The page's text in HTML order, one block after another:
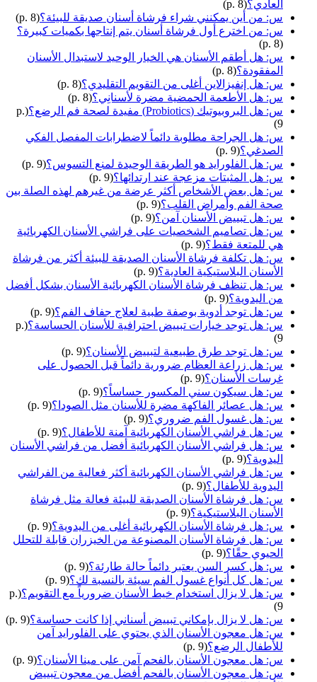
العادي؟(p. 8)
س: من أين يمكنني شراء فرشاة أسنان صديقة للبيئة؟(p. 8)
س: من اخترع أول فرشاة أسنان يتم إنتاجها بكميات كبيرة؟
(p. 8)
س: هل أطقم الأسنان هي الخيار الوحيد لاستبدال الأسنان
المفقودة؟(p. 8)
س: هل إنفيزالاين أغلى من التقويم التقليدي؟(p. 8)
س: هل الأطعمة الحمضية مضرة لأسنانِي؟(p. 8)
س: هل البروبيوتيك (Probiotics) مفيدة لصحة فم الرضع؟
(p.
9)
س: هل الجراحة مطلوبة دائماً لاضطرابات المفصل الفكي
الصدغي؟(p. 9)
س: هل الفلورايد هو الطريقة الوحيدة لمنع التسوس؟(p. 9)
س: هل المثبتات مزعجة عند ارتدائها؟(p. 9)
س: هل بعض الأشخاص أكثر عرضة من غيرهم لهذه الصلة بين
صحة الفم وأمراض القلب؟(p. 9)
س: هل تبييض الأسنان آمن؟(p. 9)
س: هل تصاميم الشخصيات على فراشي الأسنان الكهربائية
هي للمتعة فقط؟(p. 9)
س: هل تكلفة فرشاة الأسنان الصديقة للبيئة أكثر من فرشاة
الأسنان البلاستيكية العادية؟(p. 9)
س: هل تنظف فرشاة الأسنان الكهربائية الأسنان بشكل أفضل
من اليدوية؟(p. 9)
س: هل توجد أدوية بوصفة طبية لعلاج جفاف الفم؟(p. 9)
س: هل توجد خيارات تبييض احترافية للأسنان الحساسة؟ (p.
9)
س: هل توجد طرق طبيعية لتبييض الأسنان؟(p. 9)
س: هل زراعة العظام ضرورية دائماً قبل الحصول على
غرسات الأسنان؟(p. 9)
س: هل سيكون سني المكسور حساساً؟(p. 9)
س: هل عصائر الفاكهة مضرة للأسنان مثل الصودا؟(p. 9)
س: هل غسول الفم ضروري؟(p. 9)
س: هل فراشي الأسنان الكهربائية آمنة للأطفال؟(p. 9)
س: هل فراشي الأسنان الكهربائية أفضل من فراشي الأسنان
اليدوية؟(p. 9)
س: هل فراشي الأسنان الكهربائية أكثر فعالية من الفراشي
اليدوية للأطفال؟(p. 9)
س: هل فرشاة الأسنان الصديقة للبيئة فعالة مثل فرشاة
الأسنان البلاستيكية؟(p. 9)
س: هل فرشاة الأسنان الكهربائية أغلى من اليدوية؟(p. 9)
س: هل فرشاة الأسنان المصنوعة من الخيزران قابلة للتحلل
الحيوي حقًا؟(p. 9)
س: هل كسر السن يعتبر دائماً حالة طارئة؟(p. 9)
س: هل كل أنواع غسول الفم سيئة بالنسبة لك؟(p. 9)
س: هل لا يزال استخدام خيط الأسنان ضرورياً مع التقويم؟ (p.
9)
س: هل لا يزال بإمكاني تبييض أسناني إذا كانت حساسة؟(p. 9)
س: هل معجون الأسنان الذي يحتوي على الفلورايد آمن
للأطفال الرضع؟(p. 9)
س: هل معجون الأسنان بالفحم آمن على مينا الأسنان؟(p. 9)
س: هل معجون الأسنان بالفحم أفضل من معجون تبييض